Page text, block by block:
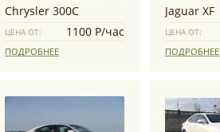
Chrysler 300C
ЦЕНА ОТ: 1100 Р/час
ПОДРОБНЕЕ
Jaguar XF
ЦЕНА ОТ:
ПОДРОБНЕЕ